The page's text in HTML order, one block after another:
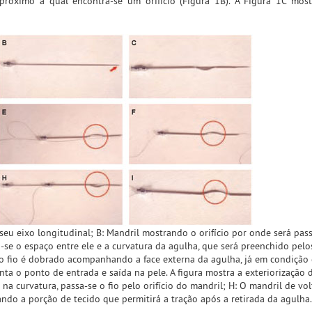
eixo longitudinal; B: Mandril mostrando o orifício por onde será
o espaço entre ele e a curvatura da agulha, que será preenchido
é dobrado acompanhando a face externa da agulha, já em condição
o ponto de entrada e saída na pele. A figura mostra a exteriorização
curvatura, passa-se o fio pelo orifício do mandril; H: O mandril de
a porção de tecido que permitirá a tração após a retirada da agulha.